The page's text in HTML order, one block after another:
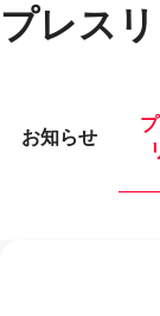
プレス
お知らせ